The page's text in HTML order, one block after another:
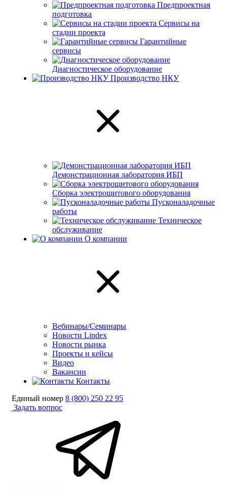
Предпроектная
подготовка
Сервисы на
стадии проекта
Гарантийные
сервисы
Диагностическое оборудование
Производство НКУ
Демонстрационная лаборатория ИБП
Сборка электрощитового оборудования
Пусконаладочные
работы
Техническое
обслуживание
О компании
Вебинары/Семинары
Новости Lindex
Новости рынка
Проекты и кейсы
Видео
Вакансии
Контакты
Единый номер 8 (800) 250 22 95
Задать вопрос